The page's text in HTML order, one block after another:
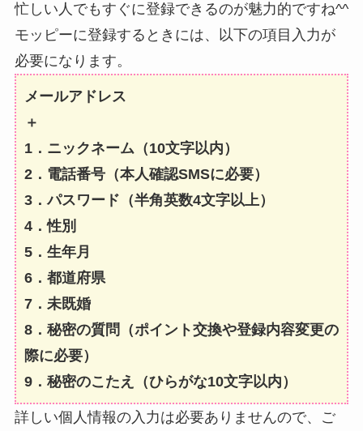
忙しい人でもすぐに登録できるのが魅力的ですね^^
モッピーに登録するときには、以下の項目入力が
必要になります。
メールアドレス
＋
1．ニックネーム（10文字以内）
2．電話番号（本人確認SMSに必要）
3．パスワード（半角英数4文字以上）
4．性別
5．生年月
6．都道府県
7．未既婚
8．秘密の質問（ポイント交換や登録内容変更の
際に必要）
9．秘密のこたえ（ひらがな10文字以内）
詳しい個人情報の入力は必要ありませんので、ご